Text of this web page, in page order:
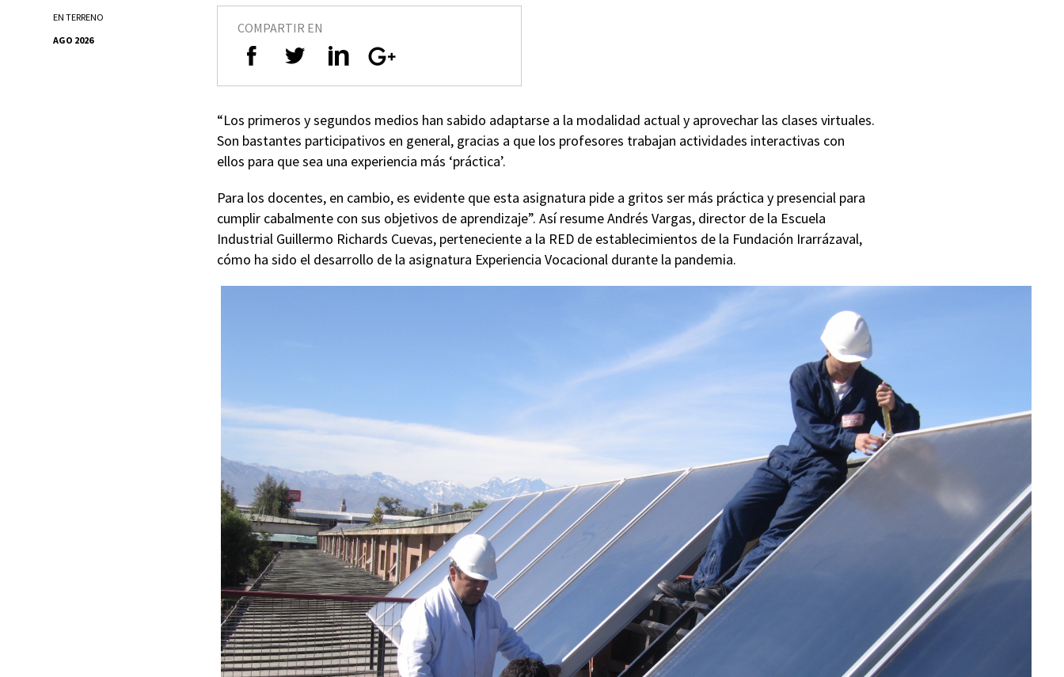
EN TERRENO
AGO 2026
COMPARTIR EN
“Los primeros y segundos medios han sabido adaptarse a la modalidad actual y aprovechar las clases virtuales.
Son bastantes participativos en general, gracias a que los profesores trabajan actividades interactivas con
ellos para que sea una experiencia más ‘práctica’.
Para los docentes, en cambio, es evidente que esta asignatura pide a gritos ser más práctica y presencial para
cumplir cabalmente con sus objetivos de aprendizaje”. Así resume Andrés Vargas, director de la Escuela
Industrial Guillermo Richards Cuevas, perteneciente a la RED de establecimientos de la Fundación Irarrázaval,
cómo ha sido el desarrollo de la asignatura Experiencia Vocacional durante la pandemia.